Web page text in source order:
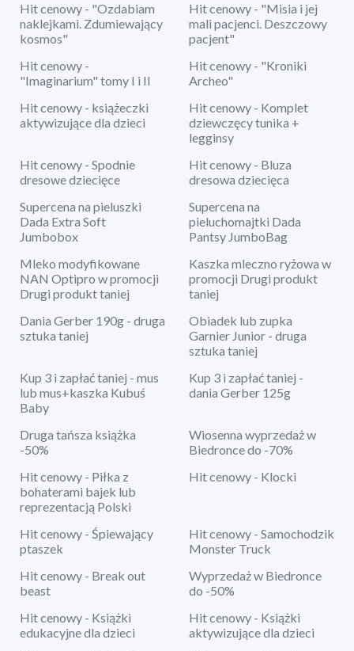
Hit cenowy - "Ozdabiam
naklejkami. Zdumiewający
kosmos"
Hit cenowy - "Misia i jej
mali pacjenci. Deszczowy
pacjent"
Hit cenowy -
"Imaginarium" tomy I i II
Hit cenowy - "Kroniki
Archeo"
Hit cenowy - książeczki
aktywizujące dla dzieci
Hit cenowy - Komplet
dziewczęcy tunika +
legginsy
Hit cenowy - Spodnie
dresowe dziecięce
Hit cenowy - Bluza
dresowa dziecięca
Supercena na pieluszki
Dada Extra Soft
Jumbobox
Supercena na
pieluchomajtki Dada
Pantsy JumboBag
Mleko modyfikowane
NAN Optipro w promocji
Drugi produkt taniej
Kaszka mleczno ryżowa w
promocji Drugi produkt
taniej
Dania Gerber 190g - druga
sztuka taniej
Obiadek lub zupka
Garnier Junior - druga
sztuka taniej
Kup 3 i zapłać taniej - mus
lub mus+kaszka Kubuś
Baby
Kup 3 i zapłać taniej -
dania Gerber 125g
Druga tańsza książka
-50%
Wiosenna wyprzedaż w
Biedronce do -70%
Hit cenowy - Piłka z
bohaterami bajek lub
reprezentacją Polski
Hit cenowy - Klocki
Hit cenowy - Śpiewający
ptaszek
Hit cenowy - Samochodzik
Monster Truck
Hit cenowy - Break out
beast
Wyprzedaż w Biedronce
do -50%
Hit cenowy - Książki
edukacyjne dla dzieci
Hit cenowy - Książki
aktywizujące dla dzieci